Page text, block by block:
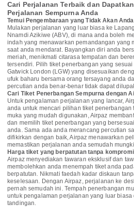
Cari Perjalanan Terbaik dan
Perjalanan Sempurna Anda
Temui Pengembaraan yang Tidak Akan
Mulakan perjalanan yang luar biasa ke
Nnamdi Azikiwe (ABV), di mana anda boleh
indah yang menawarkan pemandangan yang
saat anda mendarat. Bayangkan diri anda
meriah, menikmati citarasa tempatan dan
tersendiri. Pilih tiket penerbangan yang
Gatwick London (LGW) yang disesuaikan
ufuk baharu bersama orang tersayang anda
percutian anda benar-benar tidak dapat
Cari Tiket Penerbangan Sempurna dengan
Untuk pengalaman perjalanan yang lancar,
anda untuk mencari pilihan tiket penerbangan
muka yang mudah digunakan, Airpaz
dan memilih tiket penerbangan yang
anda. Sama ada anda merancang percutian
difikirkan dengan baik, Airpaz menawarkan
memastikan perjalanan anda semudah
Harga tiket yang berpatutan tanpa kompromi
Airpaz menyediakan tawaran eksklusif dan
membolehkan anda menempah tiket anda
berpatutan. Nikmati faedah kadar diskaun
keselesaan. Dengan Airpaz, perjalanan ke
pernah semudah ini. Tempah penerbangan
untuk pengalaman perjalanan yang luar
tandingan.